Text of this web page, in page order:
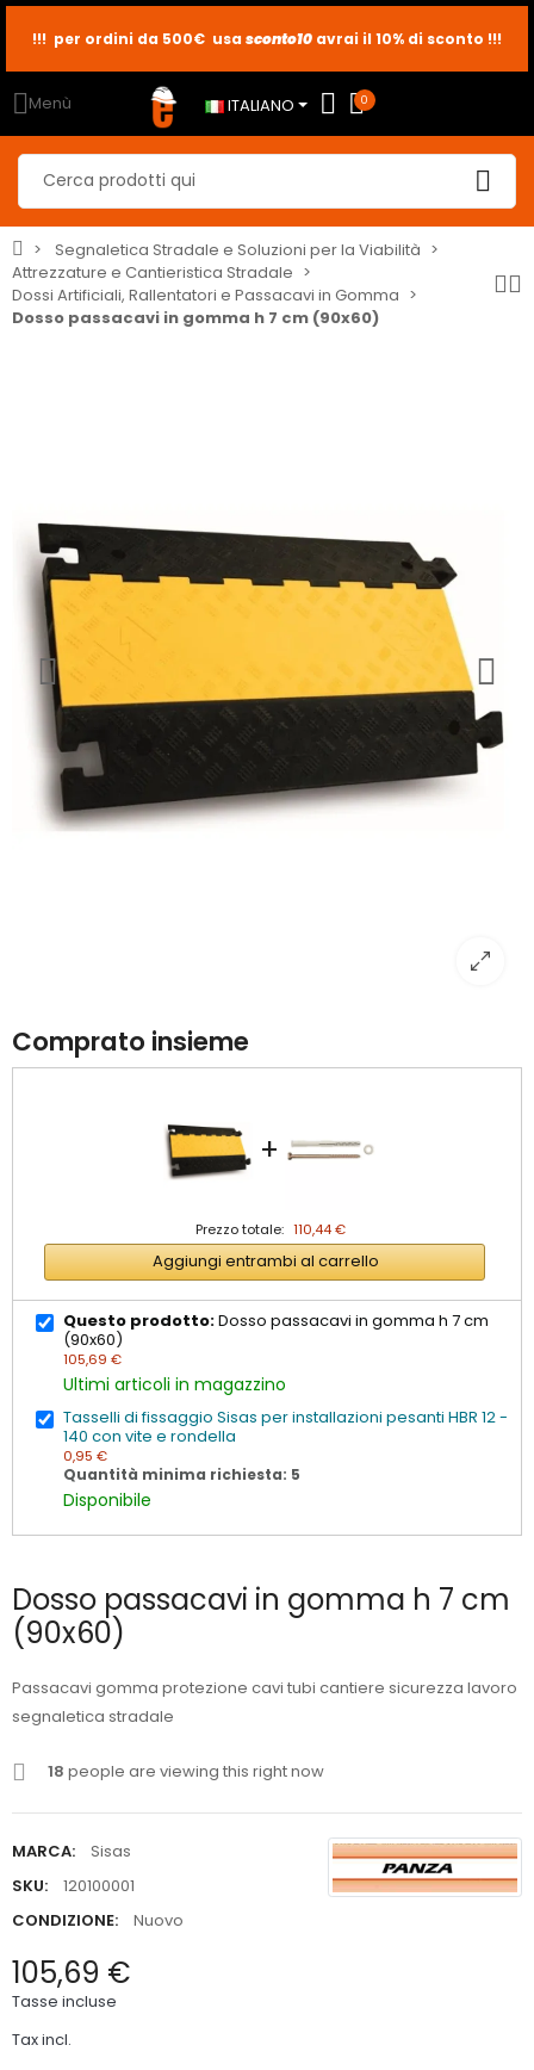
sconto2
sconto5
sconto10
Menù ITALIANO 0
Segnaletica Stradale e Soluzioni per la Viabilità
Attrezzature e Cantieristica Stradale
Dossi Artificiali, Rallentatori e Passacavi in Gomma
Dosso passacavi in gomma h 7 cm (90x60)
Comprato insieme
+
Prezzo totale: 110,44 €
Aggiungi entrambi al carrello
Questo prodotto:Dosso passacavi in gomma h 7 cm
(90x60)
105,69 €
Ultimi articoli in magazzino
Tasselli di fissaggio Sisas per installazioni pesanti HBR 12 -
140 con vite e rondella
0,95 €
Quantità minima richiesta: 5
Disponibile
Dosso passacavi in gomma h 7 cm
(90x60)
Passacavi gomma protezione cavi tubi cantiere sicurezza lavoro
segnaletica stradale
18 people are viewing this right now
MARCA:
Sisas
SKU:
120100001
CONDIZIONE:
Nuovo
105,69 €
Tasse incluse
Tax incl.